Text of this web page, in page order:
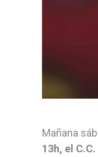
Mañana
13h, el